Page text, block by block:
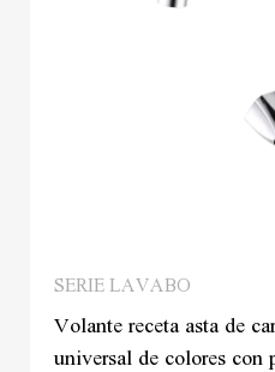
SERIE LAVABO
Volante receta asta de
universal de colores con